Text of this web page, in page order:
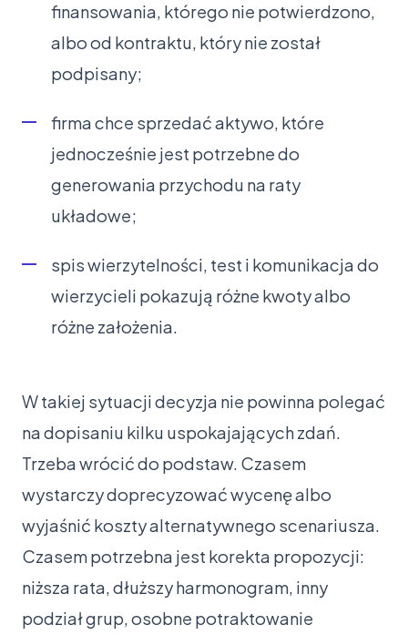
finansowania, którego nie potwierdzono,
albo od kontraktu, który nie został
podpisany;
firma chce sprzedać aktywo, które
jednocześnie jest potrzebne do
generowania przychodu na raty
układowe;
spis wierzytelności, test i komunikacja do
wierzycieli pokazują różne kwoty albo
różne założenia.
W takiej sytuacji decyzja nie powinna polegać
na dopisaniu kilku uspokajających zdań.
Trzeba wrócić do podstaw. Czasem
wystarczy doprecyzować wycenę albo
wyjaśnić koszty alternatywnego scenariusza.
Czasem potrzebna jest korekta propozycji:
niższa rata, dłuższy harmonogram, inny
podział grup, osobne potraktowanie